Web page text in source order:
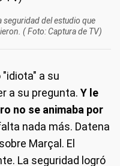
seguridad del estudio que
( Foto: Captura de TV)
a su
a su pregunta. Y le
no se animaba por
nada más. Datena
Marçal. El
La seguridad logró